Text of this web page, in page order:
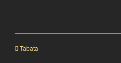
Tabata